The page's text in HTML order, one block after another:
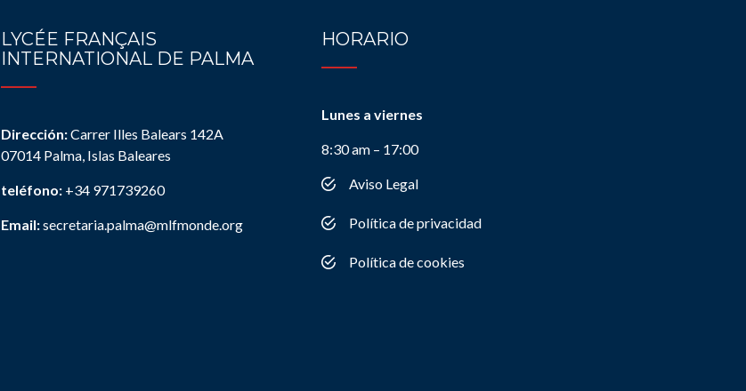
LYCÉE FRANÇAIS
INTERNATIONAL DE PALMA
Dirección:Carrer Illes Balears 142A
07014 Palma, Islas Baleares
teléfono: +34 971739260
Email:secretaria.palma@mlfmonde.org
HORARIO
Lunes a viernes
8:30 am – 17:00
Aviso Legal
Política de privacidad
Política de cookies